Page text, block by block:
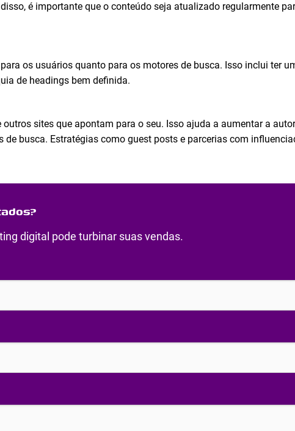
é importante que o conteúdo seja atualizado regularmente
os usuários quanto para os motores de busca. Isso inclui ter
de headings bem definida.
sites que apontam para o seu. Isso ajuda a aumentar a
busca. Estratégias como guest posts e parcerias com
digital pode turbinar suas vendas.